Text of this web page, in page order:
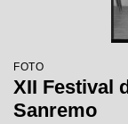
FOTO
XII Festival
Sanremo